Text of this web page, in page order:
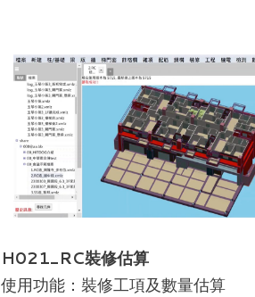
H021_RC裝修估算
使用功能：裝修工項及數量估算